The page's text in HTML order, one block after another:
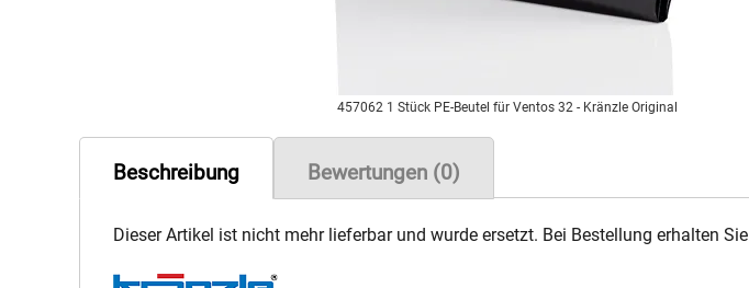
457062 1 Stück PE-Beutel für Ventos 32 - Kränzle Original
Beschreibung
Dieser Artikel ist nicht mehr lieferbar und wurde ersetzt. Bei Bestellung erhalten Sie
Bewertungen (0)